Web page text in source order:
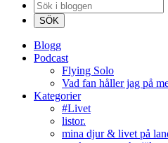
Blogg
Podcast
Flying Solo
Vad fan håller jag på
Kategorier
#Livet
listor.
mina djur & livet på